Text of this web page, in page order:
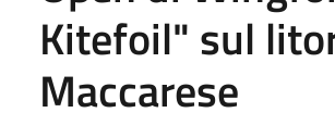
Kitefoil" sul
Maccarese